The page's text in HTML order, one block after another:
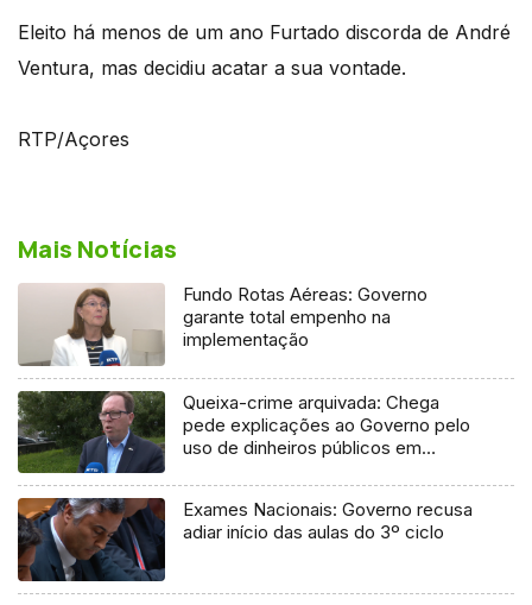
Eleito há menos de um ano Furtado discorda de André
Ventura, mas decidiu acatar a sua vontade.
RTP/Açores
Mais Notícias
Fundo Rotas Aéreas: Governo
garante total empenho na
implementação
Queixa-crime arquivada: Chega
pede explicações ao Governo pelo
uso de dinheiros públicos em
Exames Nacionais: Governo recusa
adiar início das aulas do 3º ciclo